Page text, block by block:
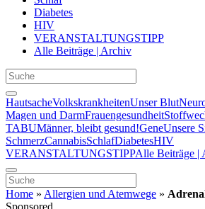
Diabetes
HIV
VERANSTALTUNGSTIPP
Alle Beiträge | Archiv
HautsacheVolkskrankheitenUnser Blut
Magen und DarmFrauengesundheit
TABUMänner, bleibt gesund!GeneUnsere
SchmerzCannabisSchlafDiabetesHIV
VERANSTALTUNGSTIPPAlle Beiträge |
Home » Allergien und Atemwege »
Sponsored